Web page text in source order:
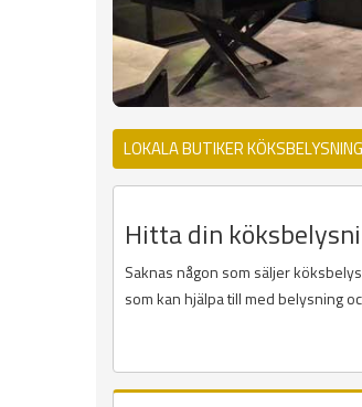
LOKALA BUTIKER
Hitta din
Saknas någon som säljer
som kan hjälpa till med belysning